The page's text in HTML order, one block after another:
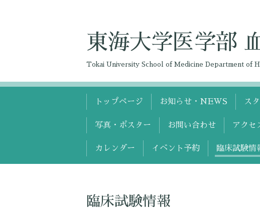
東海大学医学部
Tokai University School of Medicine Department of
トップページ お知らせ・NEWS ス
写真・ポスター お問い合わせ アクセ
カレンダー イベント予約 臨床試験情
臨床試験情報